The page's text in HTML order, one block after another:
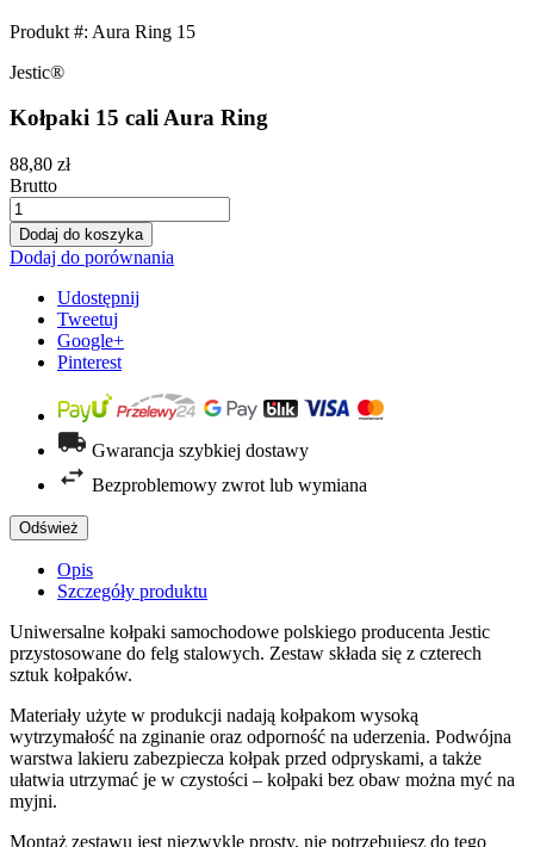
Produkt #: Aura Ring 15
Jestic®
Kołpaki 15 cali Aura Ring
88,80 zł
Brutto
Dodaj do koszyka
Dodaj do porównania
Udostępnij
Tweetuj
Google+
Pinterest
Gwarancja szybkiej dostawy
Bezproblemowy zwrot lub wymiana
Opis
Szczegóły produktu
Uniwersalne kołpaki samochodowe polskiego producenta Jestic
przystosowane do felg stalowych. Zestaw składa się z czterech
sztuk kołpaków.
Materiały użyte w produkcji nadają kołpakom wysoką
wytrzymałość na zginanie oraz odporność na uderzenia. Podwójna
warstwa lakieru zabezpiecza kołpak przed odpryskami, a także
ułatwia utrzymać je w czystości – kołpaki bez obaw można myć na
myjni.
Montaż zestawu jest niezwykle prosty, nie potrzebujesz do tego